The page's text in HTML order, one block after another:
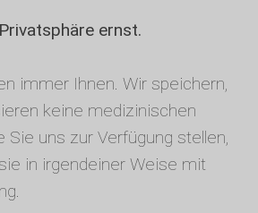
ernst.
immer Ihnen. Wir speichern,
keine medizinischen
Sie uns zur Verfügung stellen,
in irgendeiner Weise mit